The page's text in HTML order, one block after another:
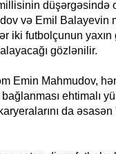
düşərgəsində
və Emil Balayevin
iki futbolçunun
gözlənilir.
Emin Mahmudov,
ehtimalı
da